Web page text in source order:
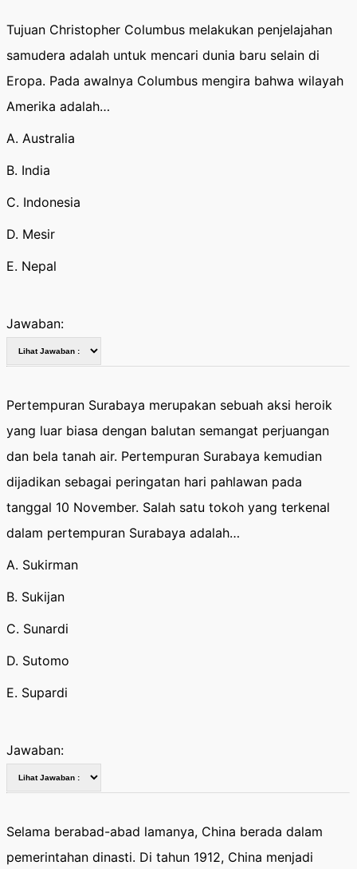
Tujuan Christopher Columbus melakukan penjelajahan
samudera adalah untuk mencari dunia baru selain di
Eropa. Pada awalnya Columbus mengira bahwa wilayah
Amerika adalah…
A. Australia
B. India
C. Indonesia
D. Mesir
E. Nepal
Jawaban:
Pertempuran Surabaya merupakan sebuah aksi heroik
yang luar biasa dengan balutan semangat perjuangan
dan bela tanah air. Pertempuran Surabaya kemudian
dijadikan sebagai peringatan hari pahlawan pada
tanggal 10 November. Salah satu tokoh yang terkenal
dalam pertempuran Surabaya adalah…
A. Sukirman
B. Sukijan
C. Sunardi
D. Sutomo
E. Supardi
Jawaban:
Selama berabad-abad lamanya, China berada dalam
pemerintahan dinasti. Di tahun 1912, China menjadi